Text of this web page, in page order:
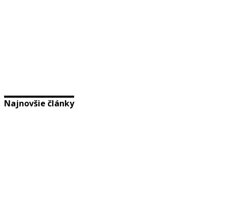
Najnovšie články